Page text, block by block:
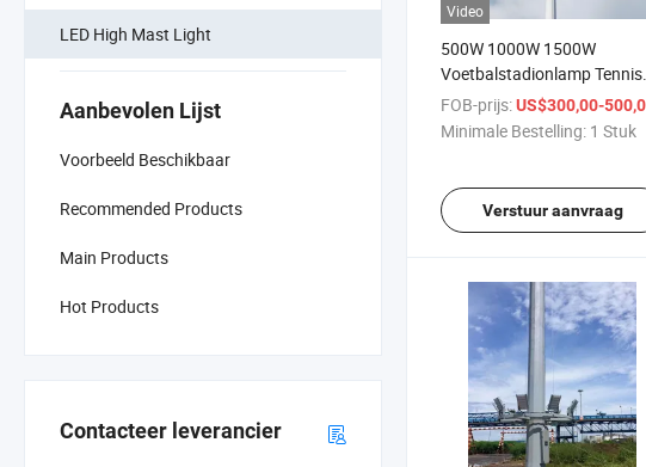
LED High Mast Light
Aanbevolen Lijst
Voorbeeld Beschikbaar
Recommended Products
Main Products
Hot Products
Contacteer leverancier
Video
500W 1000W 1500W
Voetbalstadionlamp Tennis
Tel LED Hoge Licht Paal
FOB-prijs:US$300,00-500,00
Minimale Bestelling: 1 Stuk
Verstuur aanvraag